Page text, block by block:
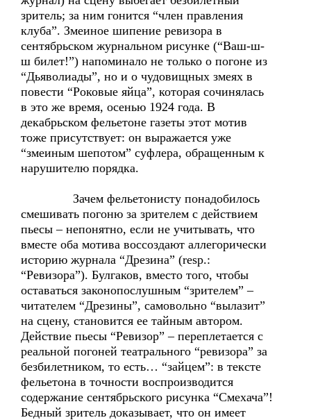
зритель; за ним гонится “член правления
клуба”. Змеиное шипение ревизора в
сентябрьском журнальном рисунке (“Ваш-ш-
ш билет!”) напоминало не только о погоне из
“Дьяволиады”, но и о чудовищных змеях в
повести “Роковые яйца”, которая сочинялась
в это же время, осенью 1924 года. В
декабрьском фельетоне газеты этот мотив
тоже присутствует: он выражается уже
“змеиным шепотом” суфлера, обращенным к
нарушителю порядка.
Зачем фельетонисту понадобилось
смешивать погоню за зрителем с действием
пьесы – непонятно, если не учитывать, что
вместе оба мотива воссоздают аллегорически
историю журнала “Дрезина” (resp.:
“Ревизора”). Булгаков, вместо того, чтобы
оставаться законопослушным “зрителем” –
читателем “Дрезины”, самовольно “вылазит”
на сцену, становится ее тайным автором.
Действие пьесы “Ревизор” – переплетается с
реальной погоней театрального “ревизора” за
безбилетником, то есть… “зайцем”: в тексте
фельетона в точности воспроизводится
содержание сентябрьского рисунка “Смехача”!
Бедный зритель доказывает, что он имеет